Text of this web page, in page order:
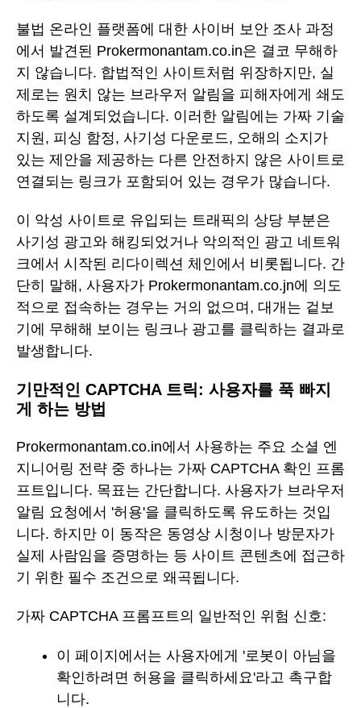
불법 온라인 플랫폼에 대한 사이버 보안 조사 과정
에서 발견된 Prokermonantam.co.in은 결코 무해하
지 않습니다. 합법적인 사이트처럼 위장하지만, 실
제로는 원치 않는 브라우저 알림을 피해자에게 쇄도
하도록 설계되었습니다. 이러한 알림에는 가짜 기술
지원, 피싱 함정, 사기성 다운로드, 오해의 소지가
있는 제안을 제공하는 다른 안전하지 않은 사이트로
연결되는 링크가 포함되어 있는 경우가 많습니다.
이 악성 사이트로 유입되는 트래픽의 상당 부분은
사기성 광고와 해킹되었거나 악의적인 광고 네트워
크에서 시작된 리다이렉션 체인에서 비롯됩니다. 간
단히 말해, 사용자가 Prokermonantam.co.jn에 의도
적으로 접속하는 경우는 거의 없으며, 대개는 겉보
기에 무해해 보이는 링크나 광고를 클릭하는 결과로
발생합니다.
기만적인 CAPTCHA 트릭: 사용자를 푹 빠지
게 하는 방법
Prokermonantam.co.in에서 사용하는 주요 소셜 엔
지니어링 전략 중 하나는 가짜 CAPTCHA 확인 프롬
프트입니다. 목표는 간단합니다. 사용자가 브라우저
알림 요청에서 '허용'을 클릭하도록 유도하는 것입
니다. 하지만 이 동작은 동영상 시청이나 방문자가
실제 사람임을 증명하는 등 사이트 콘텐츠에 접근하
기 위한 필수 조건으로 왜곡됩니다.
가짜 CAPTCHA 프롬프트의 일반적인 위험 신호:
이 페이지에서는 사용자에게 '로봇이 아님을
확인하려면 허용을 클릭하세요'라고 촉구합
니다.